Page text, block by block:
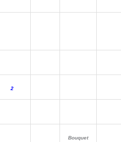
2
Bouquet